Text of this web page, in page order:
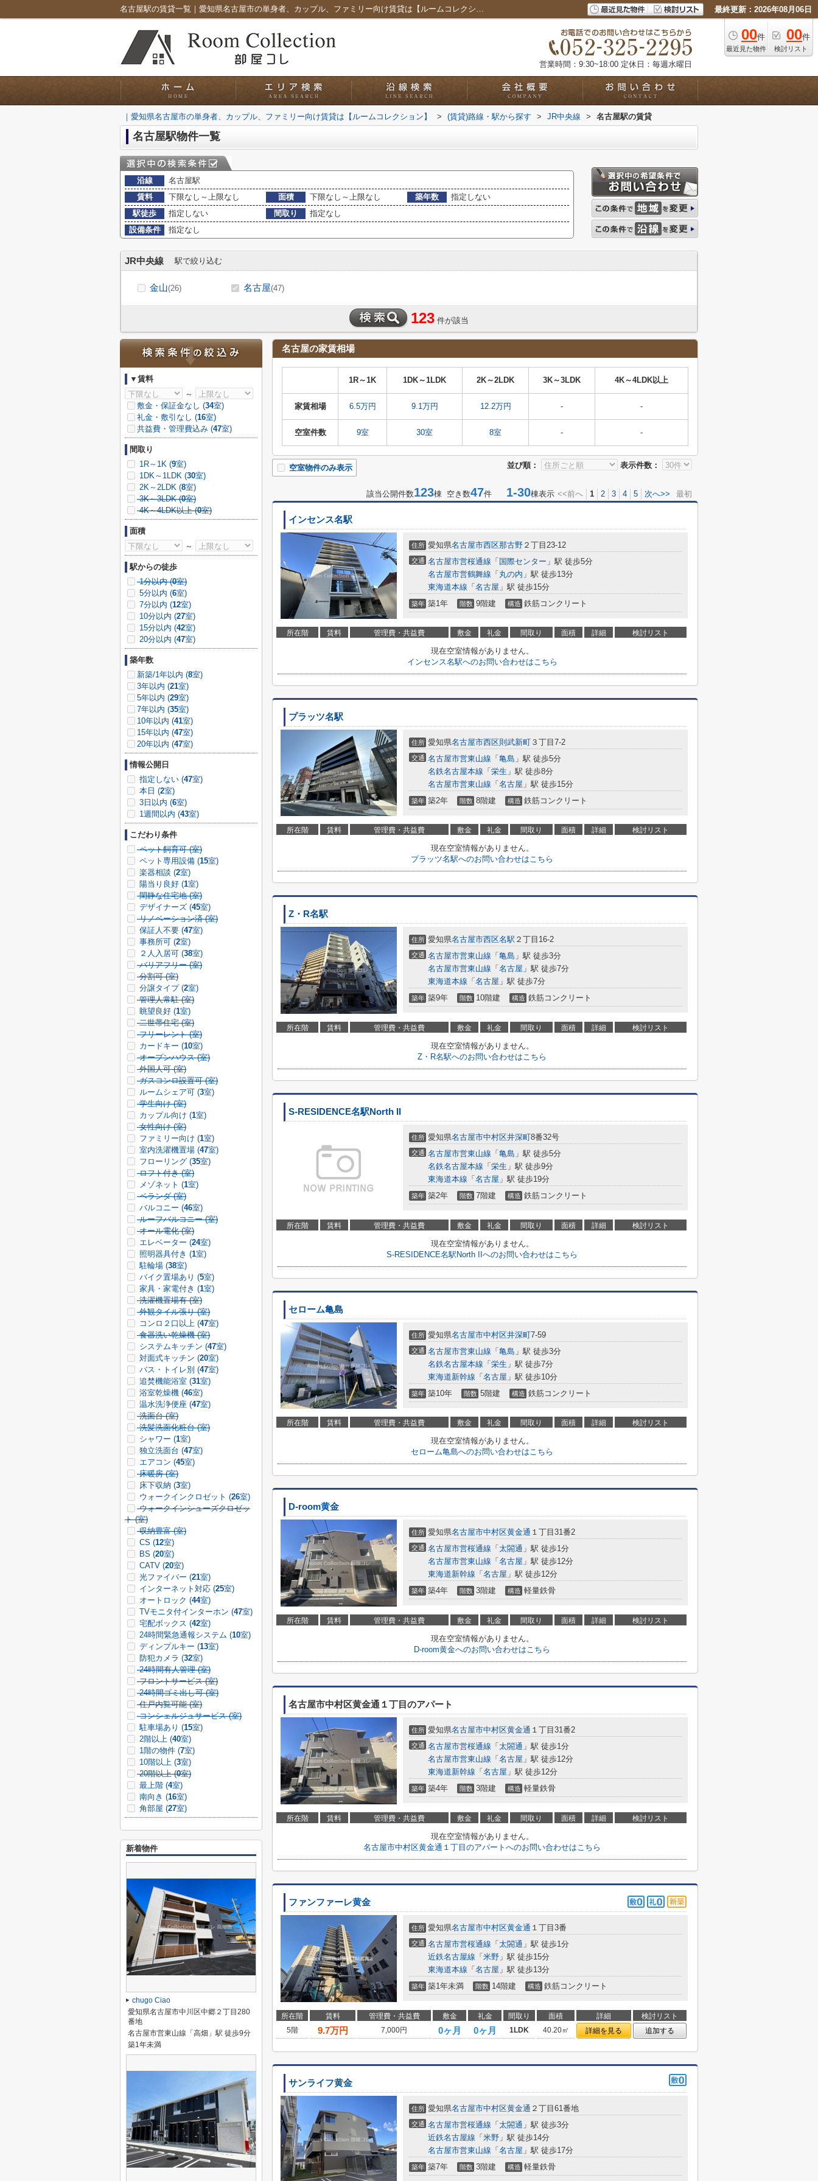
名古屋駅の賃貸一覧｜愛知県名古屋市の単身者、カップル、ファミリー向け賃貸は【ルームコレクション】 最終更新：2026年08月06日
00件
最近見た物件
00件
検討リスト
営業時間：9:30~18:00 定休日：毎週水曜日
｜愛知県名古屋市の単身者、カップル、ファミリー向け賃貸は【ルームコレクション】 > (賃貸)路線・駅から探す > JR中央線 > 名古屋駅の賃貸
名古屋駅物件一覧
沿線
名古屋駅
賃料
下限なし～上限なし 面積 下限なし～上限なし 築年数
指定しない
駅徒歩
指定しない 間取り
指定なし
設備条件
指定なし
JR中央線 駅で絞り込む
金山(26) 名古屋(47)
123 件が該当
名古屋の家賃相場
1R～1K 1DK～1LDK 2K～2LDK 3K～3LDK 4K～4LDK以上
家賃相場 6.5万円 9.1万円 12.2万円 - -
空室件数 9室 30室 8室 - -
並び順： 表示件数：
空室物件のみ表示
該当公開件数123棟 空き数47件 1-30棟表示 <<前へ 1 2 3 4 5 次へ>> 最初
インセンス名駅
住所 愛知県名古屋市西区那古野 ２丁目23-12
交通 名古屋市営桜通線 「 国際センター 」駅 徒歩5分
名古屋市営鶴舞線 「 丸の内 」駅 徒歩13分
東海道本線 「 名古屋 」駅 徒歩15分
築年 築1年 階数 9階建 構造 鉄筋コンクリート
所在階 賃料 管理費・共益費 敷金 礼金 間取り 面積 詳細 検討リスト
現在空室情報がありません。
インセンス名駅へのお問い合わせはこちら
プラッツ名駅
住所 愛知県名古屋市西区則武新町 ３丁目7-2
交通 名古屋市営東山線 「 亀島 」駅 徒歩5分
名鉄名古屋本線 「 栄生 」駅 徒歩8分
名古屋市営東山線 「 名古屋 」駅 徒歩15分
築年 築2年 階数 8階建 構造 鉄筋コンクリート
所在階 賃料 管理費・共益費 敷金 礼金 間取り 面積 詳細 検討リスト
現在空室情報がありません。
プラッツ名駅へのお問い合わせはこちら
Z・R名駅
住所 愛知県名古屋市西区名駅 ２丁目16-2
交通 名古屋市営東山線 「 亀島 」駅 徒歩3分
名古屋市営東山線 「 名古屋 」駅 徒歩7分
東海道本線 「 名古屋 」駅 徒歩7分
築年 築9年 階数 10階建 構造 鉄筋コンクリート
所在階 賃料 管理費・共益費 敷金 礼金 間取り 面積 詳細 検討リスト
現在空室情報がありません。
Z・R名駅へのお問い合わせはこちら
S-RESIDENCE名駅North II
住所 愛知県名古屋市中村区井深町8番32号
交通 名古屋市営東山線 「 亀島 」駅 徒歩5分
名鉄名古屋本線 「 栄生 」駅 徒歩9分
東海道本線 「 名古屋 」駅 徒歩19分
築年 築2年 階数 7階建 構造 鉄筋コンクリート
所在階 賃料 管理費・共益費 敷金 礼金 間取り 面積 詳細 検討リスト
現在空室情報がありません。
S-RESIDENCE名駅North IIへのお問い合わせはこちら
セローム亀島
住所 愛知県名古屋市中村区井深町7-59
交通 名古屋市営東山線 「 亀島 」駅 徒歩3分
名鉄名古屋本線 「 栄生 」駅 徒歩7分
東海道新幹線 「 名古屋 」駅 徒歩10分
築年 築10年 階数 5階建 構造 鉄筋コンクリート
所在階 賃料 管理費・共益費 敷金 礼金 間取り 面積 詳細 検討リスト
現在空室情報がありません。
セローム亀島へのお問い合わせはこちら
D-room黄金
住所 愛知県名古屋市中村区黄金通 １丁目31番2
交通 名古屋市営桜通線 「 太閤通 」駅 徒歩1分
名古屋市営東山線 「 名古屋 」駅 徒歩12分
東海道新幹線 「 名古屋 」駅 徒歩12分
築年 築4年 階数 3階建 構造 軽量鉄骨
所在階 賃料 管理費・共益費 敷金 礼金 間取り 面積 詳細 検討リスト
現在空室情報がありません。
D-room黄金へのお問い合わせはこちら
名古屋市中村区黄金通１丁目のアパート
住所 愛知県名古屋市中村区黄金通 １丁目31番2
交通 名古屋市営桜通線 「 太閤通 」駅 徒歩1分
名古屋市営東山線 「 名古屋 」駅 徒歩12分
東海道新幹線 「 名古屋 」駅 徒歩12分
築年 築4年 階数 3階建 構造 軽量鉄骨
所在階 賃料 管理費・共益費 敷金 礼金 間取り 面積 詳細 検討リスト
現在空室情報がありません。
名古屋市中村区黄金通１丁目のアパートへのお問い合わせはこちら
ファンファーレ黄金
住所 愛知県名古屋市中村区黄金通 １丁目3番
交通 名古屋市営桜通線 「 太閤通 」駅 徒歩1分
近鉄名古屋線 「 米野 」駅 徒歩15分
東海道本線 「 名古屋 」駅 徒歩13分
築年 築1年未満 階数 14階建 構造 鉄筋コンクリート
所在階 賃料 管理費・共益費 敷金 礼金 間取り 面積 詳細
検討リスト
5階
9.7万円 7,000円 0ヶ月 0ヶ月 1LDK 40.20㎡ 詳細を見る 追加する
サンライフ黄金
住所 愛知県名古屋市中村区黄金通 ２丁目61番地
交通 名古屋市営桜通線 「 太閤通 」駅 徒歩3分
近鉄名古屋線 「 米野 」駅 徒歩14分
名古屋市営東山線 「 名古屋 」駅 徒歩17分
築年 築7年 階数 3階建 構造 軽量鉄骨
▼賃料
～
敷金・保証金なし (34室)
礼金・敷引なし (16室)
共益費・管理費込み (47室)
間取り
1R～1K (9室)
1DK～1LDK (30室)
2K～2LDK (8室)
3K～3LDK (0室)
4K～4LDK以上 (0室)
面積
～
駅からの徒歩
1分以内 (0室)
5分以内 (6室)
7分以内 (12室)
10分以内 (27室)
15分以内 (42室)
20分以内 (47室)
築年数
新築/1年以内 (8室)
3年以内 (21室)
5年以内 (29室)
7年以内 (35室)
10年以内 (41室)
15年以内 (47室)
20年以内 (47室)
情報公開日
指定しない (47室)
本日 (2室)
3日以内 (6室)
1週間以内 (43室)
こだわり条件
ペット飼育可 (室)
ペット専用設備 (15室)
楽器相談 (2室)
陽当り良好 (1室)
閑静な住宅地 (室)
デザイナーズ (45室)
リノベーション済 (室)
保証人不要 (47室)
事務所可 (2室)
２人入居可 (38室)
バリアフリー (室)
分割可 (室)
分譲タイプ (2室)
管理人常駐 (室)
眺望良好 (1室)
二世帯住宅 (室)
フリーレント (室)
カードキー (10室)
オープンハウス (室)
外国人可 (室)
ガスコンロ設置可 (室)
ルームシェア可 (3室)
学生向け (室)
カップル向け (1室)
女性向け (室)
ファミリー向け (1室)
室内洗濯機置場 (47室)
フローリング (35室)
ロフト付き (室)
メゾネット (1室)
ベランダ (室)
バルコニー (46室)
ルーフバルコニー (室)
オール電化 (室)
エレベーター (24室)
照明器具付き (1室)
駐輪場 (38室)
バイク置場あり (5室)
家具・家電付き (1室)
洗濯機置場有 (室)
外観タイル張り (室)
コンロ２口以上 (47室)
食器洗い乾燥機 (室)
システムキッチン (47室)
対面式キッチン (20室)
バス・トイレ別 (47室)
追焚機能浴室 (31室)
浴室乾燥機 (46室)
温水洗浄便座 (47室)
洗面台 (室)
洗髪洗面化粧台 (室)
シャワー (1室)
独立洗面台 (47室)
エアコン (45室)
床暖房 (室)
床下収納 (3室)
ウォークインクロゼット (26室)
ウォークインシューズクロゼッ
ト (室)
収納豊富 (室)
CS (12室)
BS (20室)
CATV (20室)
光ファイバー (21室)
インターネット対応 (25室)
オートロック (44室)
TVモニタ付インターホン (47室)
宅配ボックス (42室)
24時間緊急通報システム (10室)
ディンプルキー (13室)
防犯カメラ (32室)
24時間有人管理 (室)
フロントサービス (室)
24時間ゴミ出し可 (室)
住戸内覧可能 (室)
コンシェルジュサービス (室)
駐車場あり (15室)
2階以上 (40室)
1階の物件 (7室)
10階以上 (3室)
20階以上 (0室)
最上階 (4室)
南向き (16室)
角部屋 (27室)
新着物件
chugo Ciao
愛知県名古屋市中川区中郷２丁目280
番地
名古屋市営東山線「高畑」駅 徒歩9分
築1年未満